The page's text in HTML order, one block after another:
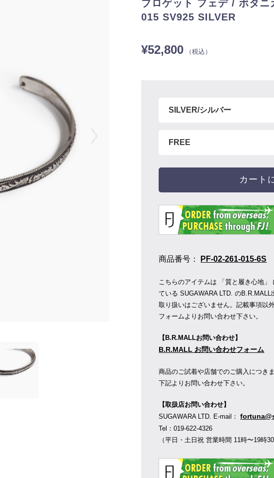
プロゲット フェデ / ボタ
015 SV925 SILVER
¥52,800 （税込）
カート
商品番号： PF-02-261-015-6S
こちらのアイテムは 「質と履き心地
ている SUGAWARA LTD. のB.R.MALL
取り扱いはございません。記載事項以
フォームよりお問い合わせ下さい。
【B.R.MALLお問い合わせ】
B.R.MALL お問い合わせフォーム
商品のご試着や店舗でのご購入につきま
下記よりお問い合わせ下さい。
【取扱店お問い合わせ】
SUGAWARA LTD. E-mail：
Tel：019-622-4326
（平日・土日祝 営業時間 11時〜19時